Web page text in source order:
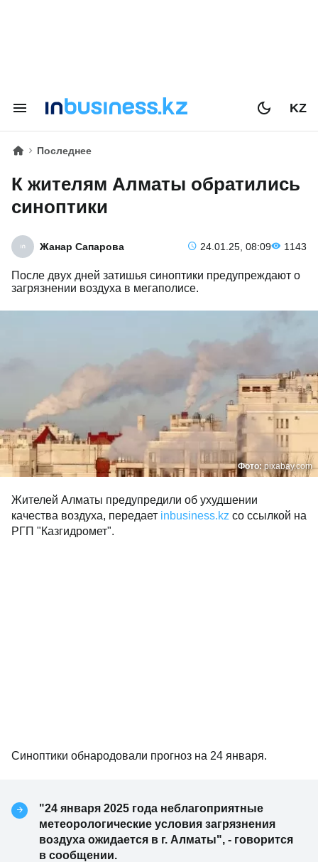
KZ
Последнее
К жителям Алматы обратились
синоптики
Жанар Сапарова 24.01.25, 08:09 1143
После двух дней затишья синоптики предупреждают о
загрязнении воздуха в мегаполисе.
Фото: pixabay.com
Жителей Алматы предупредили об ухудшении
качества воздуха, передает inbusiness.kz со ссылкой на
РГП "Казгидромет".
Синоптики обнародовали прогноз на 24 января.
"24 января 2025 года неблагоприятные
метеорологические условия загрязнения
воздуха ожидается в г. Алматы", - говорится
в сообщении.